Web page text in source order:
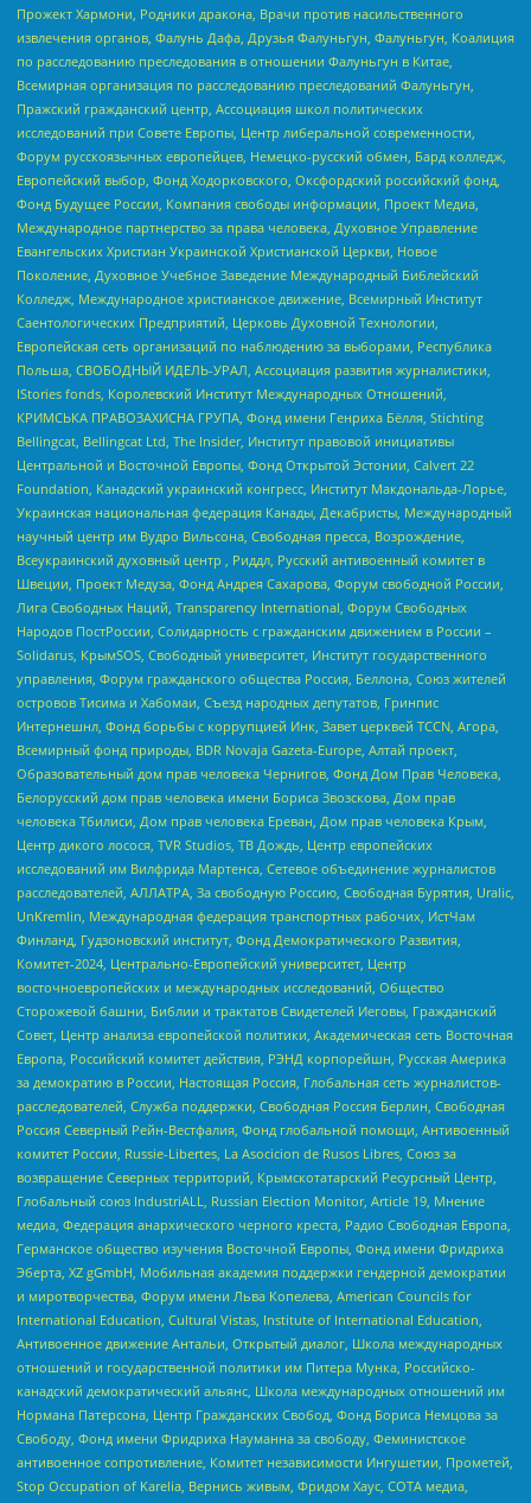
Прожект Хармони, Родники дракона, Врачи против насильственного
извлечения органов, Фалунь Дафа, Друзья Фалуньгун, Фалуньгун, Коалиция
по расследованию преследования в отношении Фалуньгун в Китае,
Всемирная организация по расследованию преследований Фалуньгун,
Пражский гражданский центр, Ассоциация школ политических
исследований при Совете Европы, Центр либеральной современности,
Форум русскоязычных европейцев, Немецко-русский обмен, Бард колледж,
Европейский выбор, Фонд Ходорковского, Оксфордский российский фонд,
Фонд Будущее России, Компания свободы информации, Проект Медиа,
Международное партнерство за права человека, Духовное Управление
Евангельских Христиан Украинской Христианской Церкви, Новое
Поколение, Духовное Учебное Заведение Международный Библейский
Колледж, Международное христианское движение, Всемирный Институт
Саентологических Предприятий, Церковь Духовной Технологии,
Европейская сеть организаций по наблюдению за выборами, Республика
Польша, СВОБОДНЫЙ ИДЕЛЬ-УРАЛ, Ассоциация развития журналистики,
IStories fonds, Королевский Институт Международных Отношений,
КРИМСЬКА ПРАВОЗАХИСНА ГРУПА, Фонд имени Генриха Бёлля, Stichting
Bellingcat, Bellingcat Ltd, The Insider, Институт правовой инициативы
Центральной и Восточной Европы, Фонд Открытой Эстонии, Calvert 22
Foundation, Канадский украинский конгресс, Институт Макдональда-Лорье,
Украинская национальная федерация Канады, Декабристы, Международный
научный центр им Вудро Вильсона, Свободная пресса, Возрождение,
Всеукраинский духовный центр , Риддл, Русский антивоенный комитет в
Швеции, Проект Медуза, Фонд Андрея Сахарова, Форум свободной России,
Лига Свободных Наций, Transparеncy International, Форум Свободных
Народов ПостРоссии, Солидарность с гражданским движением в России –
Solidarus, КрымSOS, Свободный университет, Институт государственного
управления, Форум гражданского общества Россия, Беллона, Союз жителей
островов Тисима и Хабомаи, Съезд народных депутатов, Гринпис
Интернешнл, Фонд борьбы с коррупцией Инк, Завет церквей TCCN, Агора,
Всемирный фонд природы, BDR Novaja Gazeta-Europe, Алтай проект,
Образовательный дом прав человека Чернигов, Фонд Дом Прав Человека,
Белорусский дом прав человека имени Бориса Звозскова, Дом прав
человека Тбилиси, Дом прав человека Ереван, Дом прав человека Крым,
Центр дикого лосося, TVR Studios, ТВ Дождь, Центр европейских
исследований им Вилфрида Мартенса, Сетевое объединение журналистов
расследователей, АЛЛАТРА, За свободную Россию, Свободная Бурятия, Uralic,
UnKremlin, Международная федерация транспортных рабочих, ИстЧам
Финланд, Гудзоновский институт, Фонд Демократического Развития,
Комитет-2024, Центрально-Европейский университет, Центр
восточноевропейских и международных исследований, Общество
Сторожевой башни, Библии и трактатов Свидетелей Иеговы, Гражданский
Совет, Центр анализа европейской политики, Академическая сеть Восточная
Европа, Российский комитет действия, РЭНД корпорейшн, Русская Америка
за демократию в России, Настоящая Россия, Глобальная сеть журналистов-
расследователей, Служба поддержки, Свободная Россия Берлин, Свободная
Россия Северный Рейн-Вестфалия, Фонд глобальной помощи, Антивоенный
комитет России, Russie-Libertes, La Asocicion de Rusos Libres, Союз за
возвращение Северных территорий, Крымскотатарский Ресурсный Центр,
Глобальный союз IndustriALL, Russian Election Monitor, Article 19, Мнение
медиа, Федерация анархического черного креста, Радио Свободная Европа,
Германское общество изучения Восточной Европы, Фонд имени Фридриха
Эберта, XZ gGmbH, Мобильная академия поддержки гендерной демократии
и миротворчества, Форум имени Льва Копелева, American Councils for
International Education, Cultural Vistas, Institute of International Education,
Антивоенное движение Антальи, Открытый диалог, Школа международных
отношений и государственной политики им Питера Мунка, Российско-
канадский демократический альянс, Школа международных отношений им
Нормана Патерсона, Центр Гражданских Свобод, Фонд Бориса Немцова за
Свободу, Фонд имени Фридриха Науманна за свободу, Феминистское
антивоенное сопротивление, Комитет независимости Ингушетии, Прометей,
Stop Occupation of Karelia, Вернись живым, Фридом Хаус, СОТА медиа,